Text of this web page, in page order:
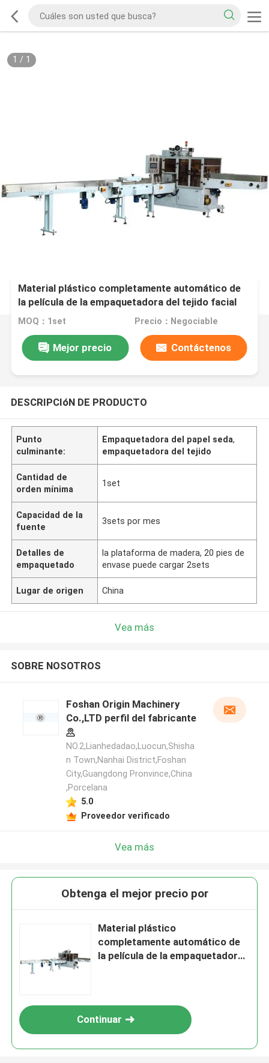
1 / 1
Material plástico completamente automático de
la película de la empaquetadora del tejido facial
MOQ：1set Precio：Negociable
Mejor precio Contáctenos
DESCRIPCIóN DE PRODUCTO
Punto
culminante:
Empaquetadora del papel seda,
empaquetadora del tejido
Cantidad de
orden mínima
1set
Capacidad de la
fuente
3sets por mes
Detalles de
empaquetado
la plataforma de madera, 20 pies de
envase puede cargar 2sets
Lugar de origen China
Vea más
SOBRE NOSOTROS
Foshan Origin Machinery
Co.,LTD perfil del fabricante
NO.2,Lianhedadao,Luocun,Shisha
n Town,Nanhai District,Foshan
City,Guangdong Pronvince,China
,Porcelana
5.0
Proveedor verificado
Vea más
Obtenga el mejor precio por
Material plástico
completamente automático de
la película de la empaquetadora
Continuar